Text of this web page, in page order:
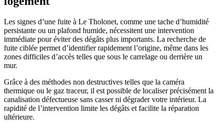
Les signes d’une fuite à Le Tholonet, comme une tache d’humidité
persistante ou un plafond humide, nécessitent une intervention
immédiate pour éviter des dégâts plus importants. La recherche de
fuite ciblée permet d’identifier rapidement l’origine, même dans les
zones difficiles d’accès telles que sous le carrelage ou derrière un
mur.
Grâce à des méthodes non destructives telles que la caméra
thermique ou le gaz traceur, il est possible de localiser précisément la
canalisation défectueuse sans casser ni dégrader votre intérieur. La
rapidité de l’intervention limite les dégâts et facilite la réparation
ultérieure.